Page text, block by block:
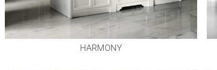
HARMONY